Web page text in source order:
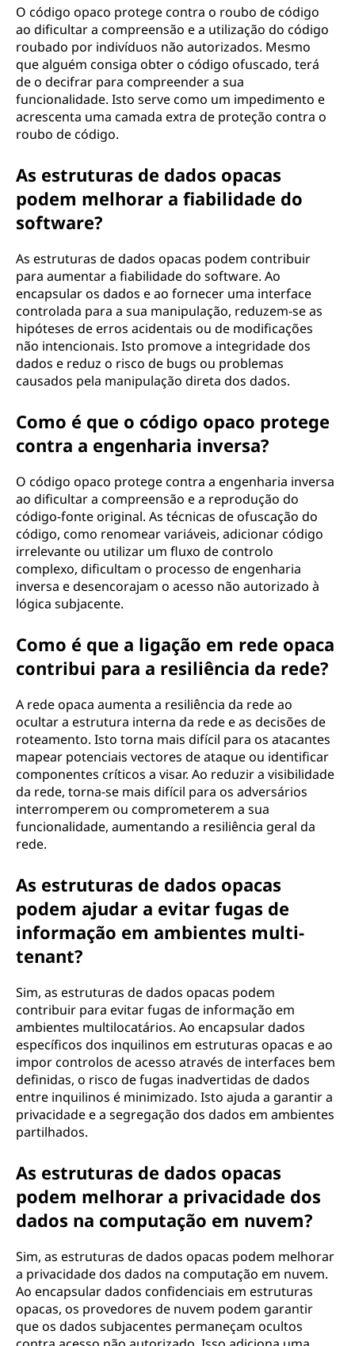
O código opaco protege contra o roubo de código
ao dificultar a compreensão e a utilização do código
roubado por indivíduos não autorizados. Mesmo
que alguém consiga obter o código ofuscado, terá
de o decifrar para compreender a sua
funcionalidade. Isto serve como um impedimento e
acrescenta uma camada extra de proteção contra o
roubo de código.
As estruturas de dados opacas
podem melhorar a fiabilidade do
software?
As estruturas de dados opacas podem contribuir
para aumentar a fiabilidade do software. Ao
encapsular os dados e ao fornecer uma interface
controlada para a sua manipulação, reduzem-se as
hipóteses de erros acidentais ou de modificações
não intencionais. Isto promove a integridade dos
dados e reduz o risco de bugs ou problemas
causados pela manipulação direta dos dados.
Como é que o código opaco protege
contra a engenharia inversa?
O código opaco protege contra a engenharia inversa
ao dificultar a compreensão e a reprodução do
código-fonte original. As técnicas de ofuscação do
código, como renomear variáveis, adicionar código
irrelevante ou utilizar um fluxo de controlo
complexo, dificultam o processo de engenharia
inversa e desencorajam o acesso não autorizado à
lógica subjacente.
Como é que a ligação em rede opaca
contribui para a resiliência da rede?
A rede opaca aumenta a resiliência da rede ao
ocultar a estrutura interna da rede e as decisões de
roteamento. Isto torna mais difícil para os atacantes
mapear potenciais vectores de ataque ou identificar
componentes críticos a visar. Ao reduzir a visibilidade
da rede, torna-se mais difícil para os adversários
interromperem ou comprometerem a sua
funcionalidade, aumentando a resiliência geral da
rede.
As estruturas de dados opacas
podem ajudar a evitar fugas de
informação em ambientes multi-
tenant?
Sim, as estruturas de dados opacas podem
contribuir para evitar fugas de informação em
ambientes multilocatários. Ao encapsular dados
específicos dos inquilinos em estruturas opacas e ao
impor controlos de acesso através de interfaces bem
definidas, o risco de fugas inadvertidas de dados
entre inquilinos é minimizado. Isto ajuda a garantir a
privacidade e a segregação dos dados em ambientes
partilhados.
As estruturas de dados opacas
podem melhorar a privacidade dos
dados na computação em nuvem?
Sim, as estruturas de dados opacas podem melhorar
a privacidade dos dados na computação em nuvem.
Ao encapsular dados confidenciais em estruturas
opacas, os provedores de nuvem podem garantir
que os dados subjacentes permaneçam ocultos